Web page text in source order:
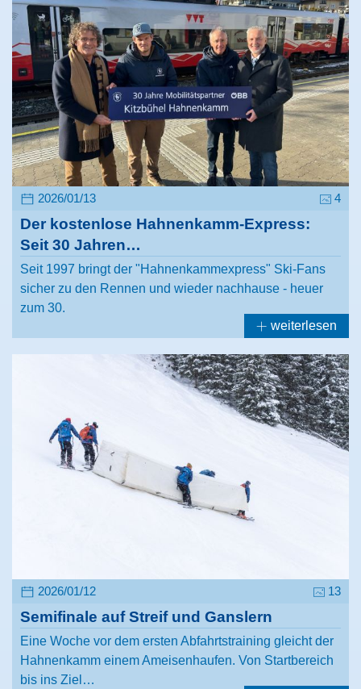
2026/01/13 4
Der kostenlose Hahnenkamm-Express:
Seit 30 Jahren…
Seit 1997 bringt der "Hahnenkammexpress" Ski-Fans
sicher zu den Rennen und wieder nachhause - heuer
zum 30.
weiterlesen
2026/01/12 13
Semifinale auf Streif und Ganslern
Eine Woche vor dem ersten Abfahrtstraining gleicht der
Hahnenkamm einem Ameisenhaufen. Von Startbereich
bis ins Ziel…